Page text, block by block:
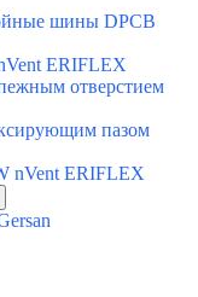
шины DPCB
ERIFLEX
отверстием
пазом
nVent ERIFLEX